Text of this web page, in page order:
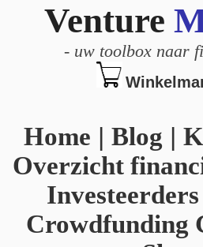
Venture
- uw toolbox naar
Home | Blog |
Overzicht
Crowdfunding